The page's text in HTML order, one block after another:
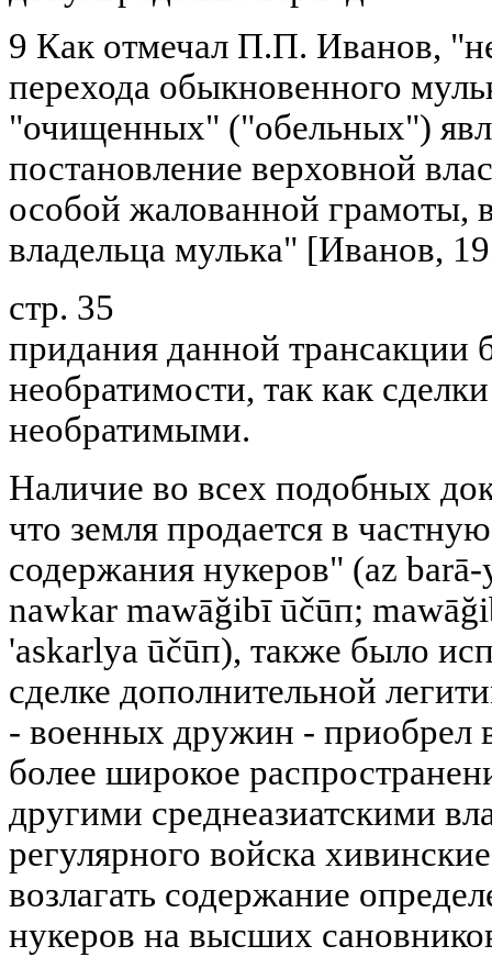
9 Как отмечал П.П. Иванов,
перехода обыкновенного
"очищенных" ("обельных")
постановление верховной
особой жалованной грамоты,
владельца мулька" [Иванов,
стр. 35
придания данной трансакции
необратимости, так как
необратимыми.
Наличие во всех подобных
что земля продается в
содержания нукеров" (az
nawkar mawāğibī ūčūп;
'askarlya ūčūп), также было
сделке дополнительной
- военных дружин - приобрел
более широкое
другими среднеазиатскими
регулярного войска
возлагать содержание
нукеров на высших